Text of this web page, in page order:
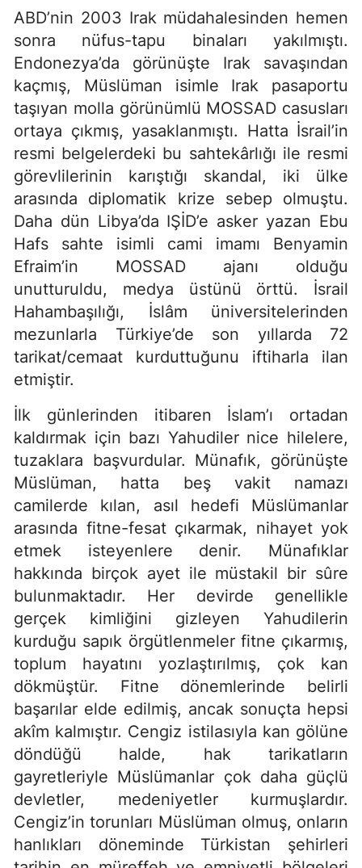
ABD’nin 2003 Irak müdahalesinden hemen
sonra nüfus-tapu binaları yakılmıştı.
Endonezya’da görünüşte Irak savaşından
kaçmış, Müslüman isimle Irak pasaportu
taşıyan molla görünümlü MOSSAD casusları
ortaya çıkmış, yasaklanmıştı. Hatta İsrail’in
resmi belgelerdeki bu sahtekârlığı ile resmi
görevlilerinin karıştığı skandal, iki ülke
arasında diplomatik krize sebep olmuştu.
Daha dün Libya’da IŞİD’e asker yazan Ebu
Hafs sahte isimli cami imamı Benyamin
Efraim’in MOSSAD ajanı olduğu
unutturuldu, medya üstünü örttü. İsrail
Hahambaşılığı, İslâm üniversitelerinden
mezunlarla Türkiye’de son yıllarda 72
tarikat/cemaat kurduttuğunu iftiharla ilan
etmiştir.
İlk günlerinden itibaren İslam’ı ortadan
kaldırmak için bazı Yahudiler nice hilelere,
tuzaklara başvurdular. Münafık, görünüşte
Müslüman, hatta beş vakit namazı
camilerde kılan, asıl hedefi Müslümanlar
arasında fitne-fesat çıkarmak, nihayet yok
etmek isteyenlere denir. Münafıklar
hakkında birçok ayet ile müstakil bir sûre
bulunmaktadır. Her devirde genellikle
gerçek kimliğini gizleyen Yahudilerin
kurduğu sapık örgütlenmeler fitne çıkarmış,
toplum hayatını yozlaştırılmış, çok kan
dökmüştür. Fitne dönemlerinde belirli
başarılar elde edilmiş, ancak sonuçta hepsi
akîm kalmıştır. Cengiz istilasıyla kan gölüne
döndüğü halde, hak tarikatların
gayretleriyle Müslümanlar çok daha güçlü
devletler, medeniyetler kurmuşlardır.
Cengiz’in torunları Müslüman olmuş, onların
hanlıkları döneminde Türkistan şehirleri